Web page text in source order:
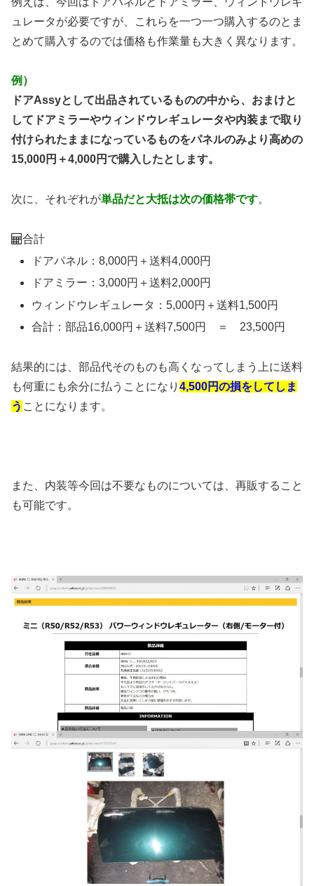
ュレータが必要ですが、これらを一つ一つ購入するのとま
とめて購入するのでは価格も作業量も大きく異なります。
例）
ドアAssyとして出品されているものの中から、おまけと
してドアミラーやウィンドウレギュレータや内装まで取り
付けられたままになっているものをパネルのみより高めの
15,000円＋4,000円で購入したとします。
次に、それぞれが単品だと大抵は次の価格帯です。
合計
ドアパネル：8,000円＋送料4,000円
ドアミラー：3,000円＋送料2,000円
ウィンドウレギュレータ：5,000円＋送料1,500円
合計：部品16,000円＋送料7,500円 ＝ 23,500円
結果的には、部品代そのものも高くなってしまう上に送料
も何重にも余分に払うことになり 4,500円の損をしてしま
う ことになります。
また、内装等今回は不要なものについては、再販すること
も可能です。